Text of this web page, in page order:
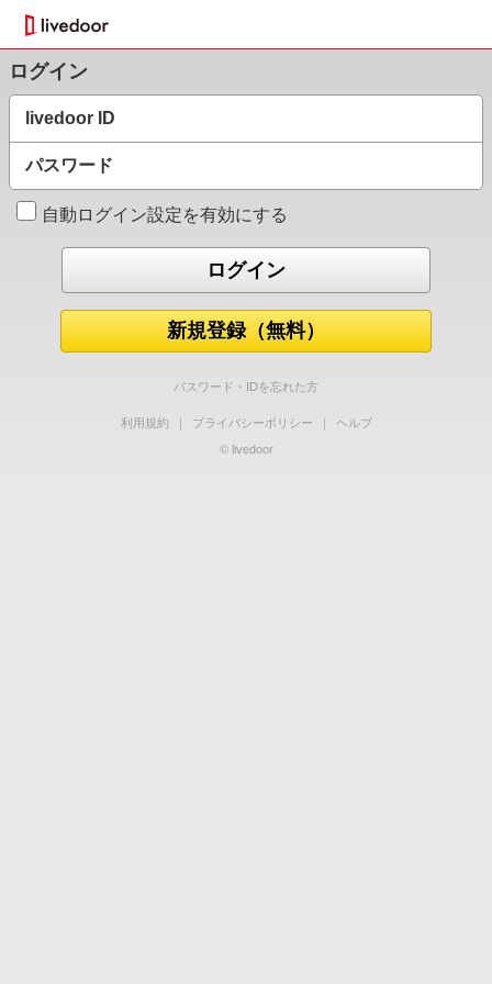
ログイン
livedoor ID
パスワード
自動ログイン設定を有効にする
新規登録（無料）
パスワード・IDを忘れた方
利用規約 ｜ プライバシーポリシー ｜
ヘルプ
© livedoor